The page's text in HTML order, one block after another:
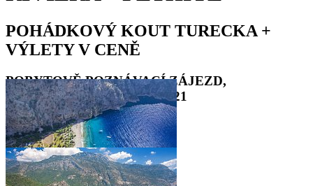
POHÁDKOVÝ KOUT TURECKA +
VÝLETY V CENĚ
POBYTOVĚ POZNÁVACÍ ZÁJEZD,
DOVOLENÁ TURECKO 2021
•••••••••••••••••